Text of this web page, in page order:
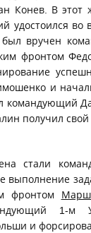
Конев. В этот
удостоился во
вручен
фронтом
и
командующий
получил
стали
выполнение
фронтом
1-м
и